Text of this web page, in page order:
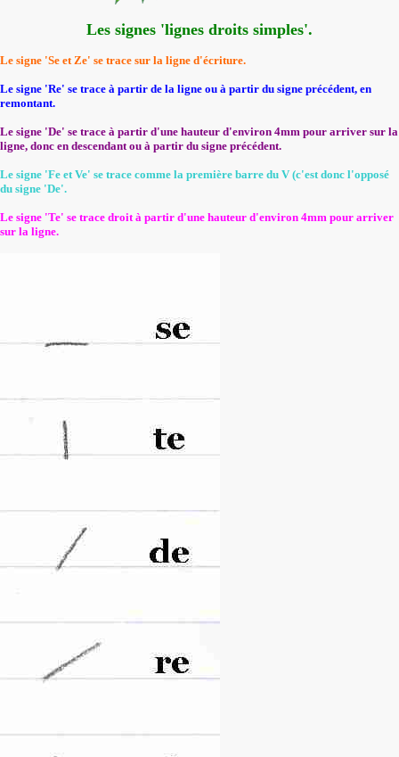
Les signes 'lignes droits simples'.
Le signe 'Se et Ze' se trace sur la ligne d'écriture.
Le signe 'Re' se trace à partir de la ligne ou à partir du signe précédent, en
remontant.
Le signe 'De' se trace à partir d'une hauteur d'environ 4mm pour arriver sur la
ligne, donc en descendant ou à partir du signe précédent.
Le signe 'Fe et Ve' se trace comme la première barre du V (c'est donc l'opposé
du signe 'De'.
Le signe 'Te' se trace droit à partir d'une hauteur d'environ 4mm pour arriver
sur la ligne.